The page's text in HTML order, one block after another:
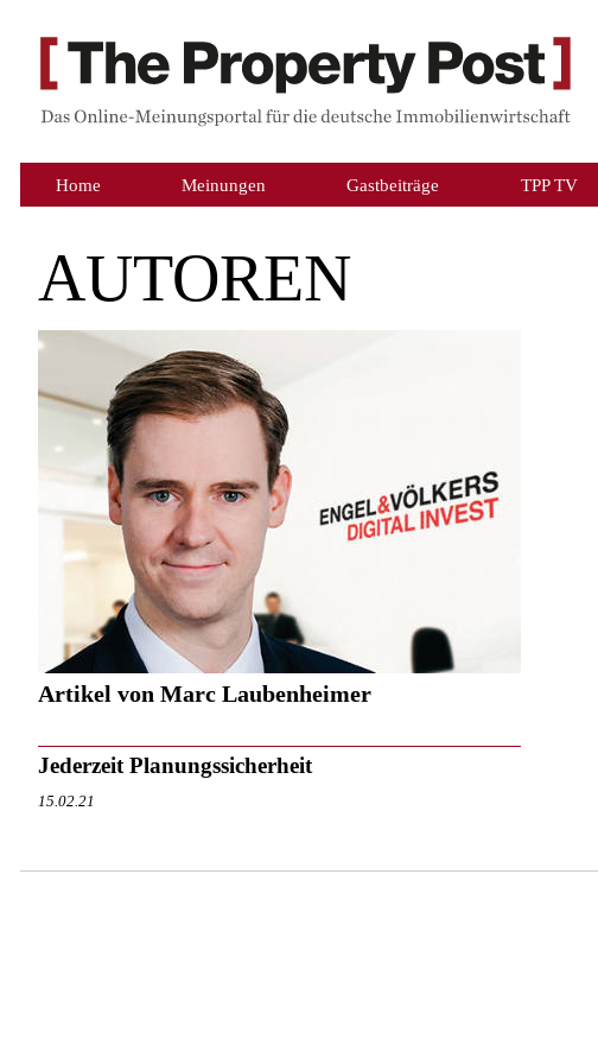
Home Meinungen Gastbeiträge TPP TV
AUTOREN
Artikel von Marc Laubenheimer
Jederzeit Planungssicherheit
15.02.21